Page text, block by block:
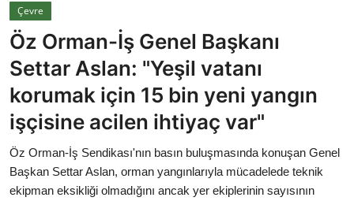
Cumhurbaşkanlığı
Bakanlıklar
Siyasi Partiler
Mülki İdare
Toplum ve Yaşam
Çevre
Öz Orman-İş Genel Başkanı
Settar Aslan: "Yeşil vatanı
korumak için 15 bin yeni yangın
işçisine acilen ihtiyaç var"
Öz Orman-İş Sendikası'nın basın buluşmasında konuşan Genel
Başkan Settar Aslan, orman yangınlarıyla mücadelede teknik
ekipman eksikliği olmadığını ancak yer ekiplerinin sayısının